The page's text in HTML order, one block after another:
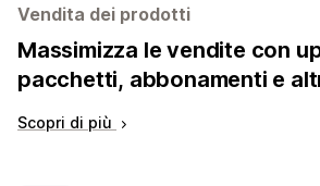
Vendita dei prodotti
Massimizza le vendite con
pacchetti, abbonamenti e
Scopri di più